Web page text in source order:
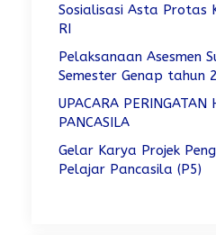
Sosialisasi Asta Protas
RI
Pelaksanaan Asesmen
Semester Genap tahun
UPACARA PERINGATAN
PANCASILA
Gelar Karya Projek
Pelajar Pancasila (P5)